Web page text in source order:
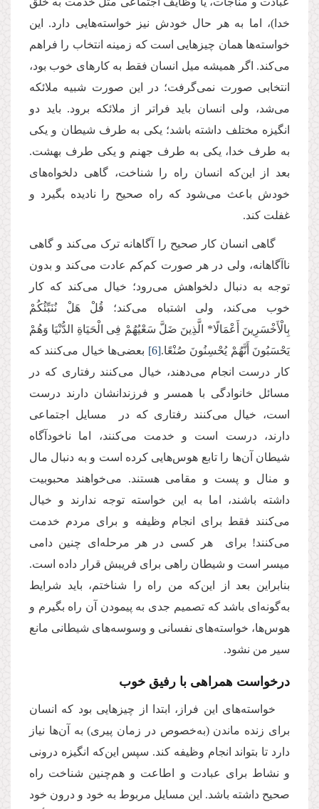
خدا)، اما به هر حال خودش نیز خواسته‌هایی دارد. این‌
خواسته‌ها همان چیزهایی است که زمینه انتخاب را فراهم
می‌کند. اگر همیشه میل انسان فقط به کارهای خوب بود،
انتخابی صورت نمی‌گرفت؛ در این صورت شبیه ملائکه
می‌شد، ولی انسان باید فراتر از ملائکه برود. باید دو
انگیزه مختلف داشته باشد؛ یکی به طرف شیطان و یکی
به طرف خدا، یکی به طرف جهنم و یکی طرف بهشت.
بعد از این‌که انسان راه را شناخت، گاهی دلخواه‌های
خودش باعث می‌شود که راه صحیح را نادیده بگیرد و
غفلت کند.
گاهی انسان کار صحیح را آگاهانه ترک می‌کند و گاهی
ناآگاهانه، ولی در هر صورت کم‌کم عادت می‌کند و بدون
توجه به دنبال دلخواهش می‌رود؛ خیال می‌کند که کار
خوب می‌کند، ولی اشتباه می‌کند؛ قُلْ هَلْ نُنَبِّئُكُمْ
بِالْأَخْسَرِینَ أَعْمَالًا* الَّذِینَ ضَلَّ سَعْیُهُمْ فِی الْحَیَاةِ الدُّنْیَا وَهُمْ
یَحْسَبُونَ أَنَّهُمْ یُحْسِنُونَ صُنْعًا.[6] بعضی‌ها خیال می‌کنند که
کار درست انجام می‌دهند، خیال می‌کنند رفتاری که در
مسائل خانوادگی با همسر و فرزندانشان دارند درست
است، خیال می‌کنند رفتاری که در مسایل اجتماعی
دارند، درست است و خدمت می‌کنند، اما ناخودآگاه
شیطان آن‌ها را تابع هوس‌هایی کرده است و به دنبال مال
و منال و پست و مقامی هستند. می‌خواهند محبوبیت
داشته باشند، اما به این خواسته توجه ندارند و خیال
می‌کنند فقط برای انجام وظیفه و برای مردم خدمت
می‌کنند! برای هر کسی در هر مرحله‌ای چنین دامی
میسر است و شیطان راهی برای فریبش قرار داده است.
بنابراین بعد از این‌که من راه را شناختم، باید شرایط
به‌گونه‌ای باشد که تصمیم جدی به پیمودن آن راه بگیرم و
هوس‌ها، خواسته‌های نفسانی و وسوسه‌های شیطانی مانع
سیر من نشود.
درخواست همراهی با رفیق خوب
خواسته‌های این فراز، ابتدا از چیزهایی بود که انسان
برای زنده ماندن (به‌خصوص در زمان پیری) به آن‌ها نیاز
دارد تا بتواند انجام وظیفه کند. سپس این‌که انگیزه درونی
و نشاط برای عبادت و اطاعت و هم‌چنین شناخت راه
صحیح داشته باشد. این مسایل مربوط به خود و درون خود